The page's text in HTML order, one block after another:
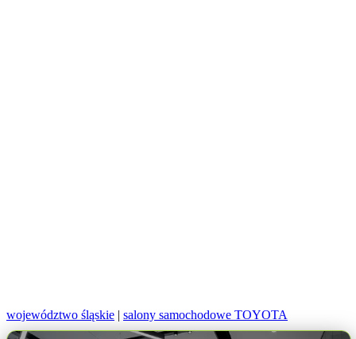
województwo śląskie | salony samochodowe TOYOTA